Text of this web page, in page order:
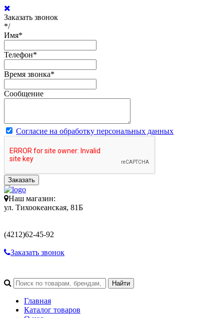
Заказать звонок
*/
Имя*
Телефон*
Время звонка*
Сообщение
Согласие на обработку персональных данных
Заказать
Наш магазин:
ул. Тихоокеанская, 81Б
(4212)62-45-92
Заказать звонок
Главная
Каталог товаров